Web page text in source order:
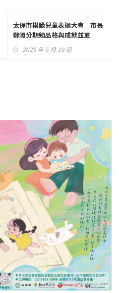
太保市模範兒童表揚大會 市長
鄭淑分期勉品格與成就並重
2025 年 5 月 18 日